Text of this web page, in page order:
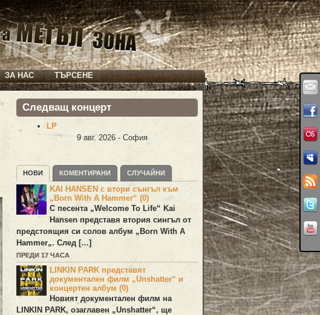
ЗА НАС ТЪРСЕНЕ
» Следващ концерт
LP
9 авг. 2026 - София
НОВИ КОМЕНТИРАНИ СЛУЧАЙНИ
KAI HANSEN с втори сънгъл към
„Born With A Hammer“ (0)
С песента „Welcome To Life“ Kai
Hansenпредставя втория сингъл от
предстоящия си солов албум „ Born With A
Hammer„. След […]
ПРЕДИ 17 ЧАСА
LINKIN PARK представят
документален филм „Unshatter“ и
концертен албум (0)
Новият документален филм на
LINKIN PARK, озаглавен „Unshatter“, ще